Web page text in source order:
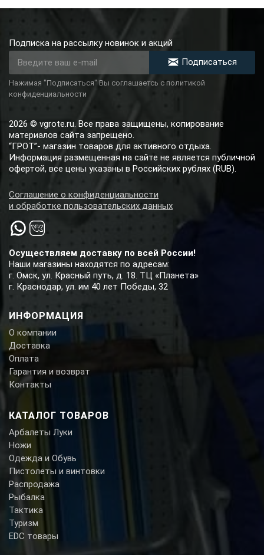
Осуществляем доставку по всей России!
Наши магазины находятся по адресам:
г. Омск, ул. Красный путь, д. 18. ТЦ «Планета»
г. Краснодар, ул. им 40 лет Победы, 32
ИНФОРМАЦИЯ
О компании
Доставка
Оплата
Гарантия и возврат
Контакты
КАТАЛОГ ТОВАРОВ
Арбалеты Луки
Ножи
Одежда и Обувь
Пистолеты и винтовки
Распродажа
Рыбалка
Тактика
Туризм
EDC товары
Подписка на рассылку новинок и акций
Подписаться
Нажимая "Подписаться" Вы соглашаетсь с политикой
конфиденциальности
2026 © vgrote.ru. Все права защищены, копирование
материалов сайта запрещено.
“ГРОТ”- магазин товаров для активного отдыха.
Информация размещенная на сайте не является публичной
офертой, все цены указаны в Российских рублях (RUB).
Соглашение о конфиденциальности
и обработке пользовательских данных